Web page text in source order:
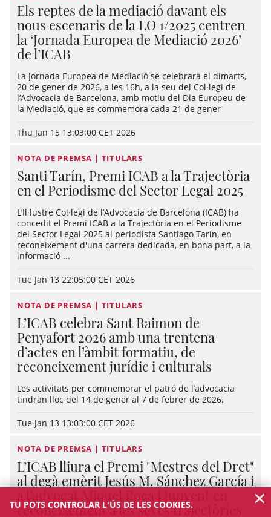
Els reptes de la mediació davant els
nous escenaris de la LO 1/2025 centren
la ‘Jornada Europea de Mediació 2026’
de l’ICAB
La Jornada Europea de Mediació se celebrarà el dimarts,
20 de gener de 2026, a les 16h, a la seu del Col·legi de
l’Advocacia de Barcelona, amb motiu del Dia Europeu de
la Mediació, que es commemora cada 21 de gener
Thu Jan 15 13:03:00 CET 2026
NOTA DE PREMSA | TITULARS
Santi Tarín, Premi ICAB a la Trajectòria
en el Periodisme del Sector Legal 2025
L’Il·lustre Col·legi de l’Advocacia de Barcelona (ICAB) ha
concedit el Premi ICAB a la Trajectòria en el Periodisme
del Sector Legal 2025 al periodista Santiago Tarín, en
reconeixement d'una carrera dedicada, en bona part, a la
informació ...
Tue Jan 13 22:05:00 CET 2026
NOTA DE PREMSA | TITULARS
L’ICAB celebra Sant Raimon de
Penyafort 2026 amb una trentena
d’actes en l’àmbit formatiu, de
reconeixement jurídic i culturals
Les activitats per commemorar el patró de l’advocacia
tindran lloc del 14 de gener al 7 de febrer de 2026.
Tue Jan 13 13:03:00 CET 2026
NOTA DE PREMSA | TITULARS
L’ICAB lliura el Premi "Mestres del Dret"
al degà emèrit Jesús M. Sánchez García i
reconeixement a les seves trajectòries
TU POTS CONTROLAR L'ÚS DE LES COOKIES. ×